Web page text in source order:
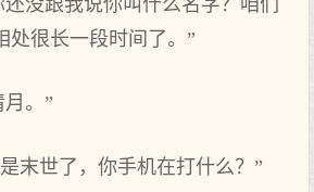
没跟我说你叫什么名字？咱们
处很长一段时间了。”
。”
末世了，你手机在打什么？”